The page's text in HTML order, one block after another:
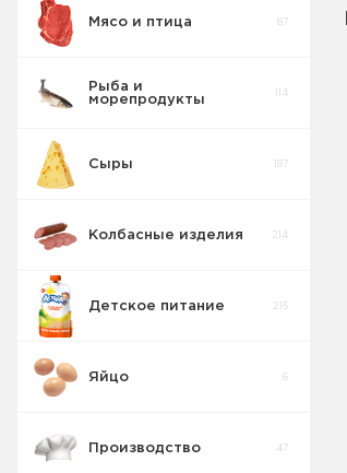
Вода , Сладкие
Мясо и птица 87
Рыба и
морепродукты
114
Сыры 187
Колбасные изделия 214
Детское питание 215
Яйцо 6
Производство 47